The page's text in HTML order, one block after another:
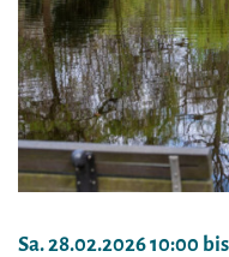
Sa. 28.02.2026 10:00